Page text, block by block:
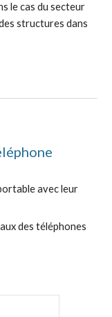
le cas du secteur
structures dans